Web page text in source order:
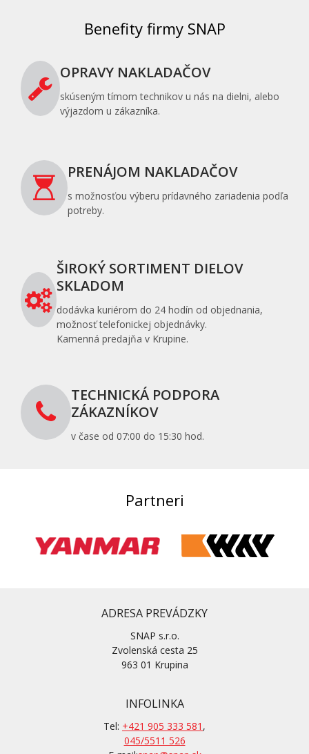
Benefity firmy SNAP
OPRAVY NAKLADAČOV
skúseným tímom technikov u nás na dielni, alebo
výjazdom u zákazníka.
PRENÁJOM NAKLADAČOV
s možnosťou výberu prídavného zariadenia podľa
potreby.
ŠIROKÝ SORTIMENT DIELOV
SKLADOM
dodávka kuriérom do 24 hodín od objednania,
možnosť telefonickej objednávky.
Kamenná predajňa v Krupine.
TECHNICKÁ PODPORA
ZÁKAZNÍKOV
v čase od 07:00 do 15:30 hod.
Partneri
ADRESA PREVÁDZKY
SNAP s.r.o.
Zvolenská cesta 25
963 01 Krupina
INFOLINKA
Tel: +421 905 333 581 ,
045/5511 526